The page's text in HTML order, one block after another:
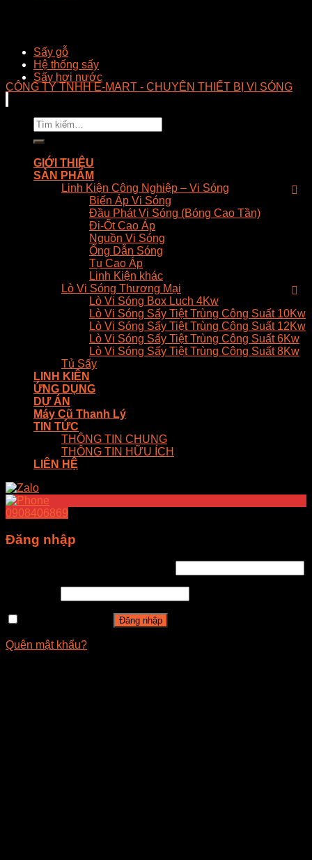
Sấy gỗ
Hệ thống sấy
Sấy hơi nước
CÔNG TY TNHH E-MART - CHUYÊN THIẾT BỊ VI SÓNG
Tìm
kiếm:
GIỚI THIỆU
SẢN PHẨM
Linh Kiện Công Nghiệp – Vi Sóng
Biến Áp Vi Sóng
Đầu Phát Vi Sóng (Bóng Cao Tần)
Đi-Ốt Cao Áp
Nguồn Vi Sóng
Ống Dẫn Sóng
Tụ Cao Áp
Linh Kiện khác
Lò Vi Sóng Thương Mại
Lò Vi Sóng Box Luch 4Kw
Lò Vi Sóng Sấy Tiệt Trùng Công Suất 10Kw
Lò Vi Sóng Sấy Tiệt Trùng Công Suất 12Kw
Lò Vi Sóng Sấy Tiệt Trùng Công Suất 6Kw
Lò Vi Sóng Sấy Tiệt Trùng Công Suất 8Kw
Tủ Sấy
LINH KIỆN
ỨNG DỤNG
DỰ ÁN
Máy Cũ Thanh Lý
TIN TỨC
THÔNG TIN CHUNG
THÔNG TIN HỮU ÍCH
LIÊN HỆ
0908406869
Đăng nhập
Đăng nhập
Quên mật khẩu?